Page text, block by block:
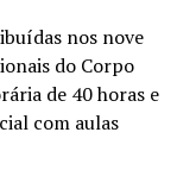
nos nove
do Corpo
de 40 horas e
com aulas